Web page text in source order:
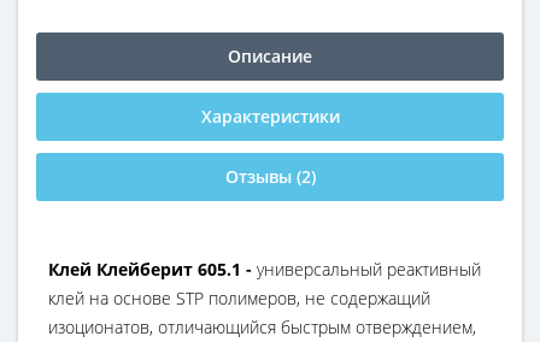
Описание
Характеристики
Отзывы (2)
Клей Клейберит 605.1 - универсальный реактивный
клей на основе STP полимеров, не содержащий
изоционатов, отличающийся быстрым отверждением,